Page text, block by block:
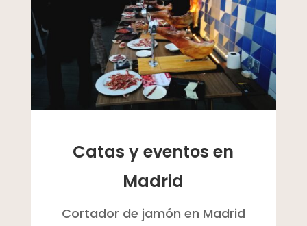
Catas y eventos en
Madrid
Cortador de jamón en Madrid